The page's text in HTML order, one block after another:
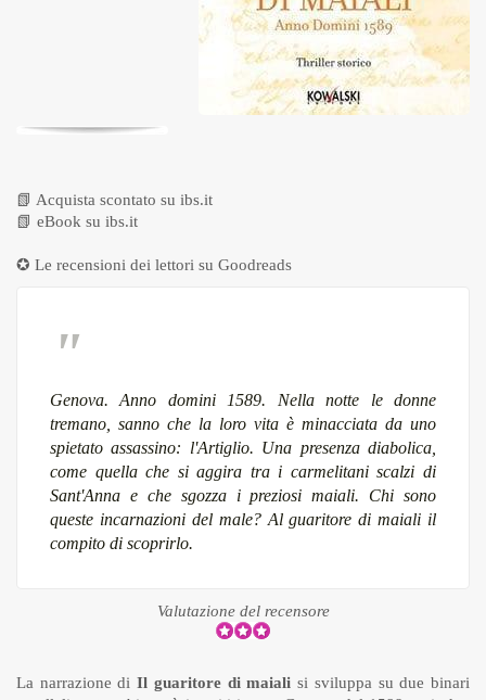
📗 Acquista scontato su ibs.it
📗 eBook su ibs.it
✪ Le recensioni dei lettori su Goodreads
Genova. Anno domini 1589. Nella notte le donne
tremano, sanno che la loro vita è minacciata da uno
spietato assassino: l'Artiglio. Una presenza diabolica,
come quella che si aggira tra i carmelitani scalzi di
Sant'Anna e che sgozza i preziosi maiali. Chi sono
queste incarnazioni del male? Al guaritore di maiali il
compito di scoprirlo.
Valutazione del recensore
La narrazione diIl guaritore di maiali si sviluppa su due binari